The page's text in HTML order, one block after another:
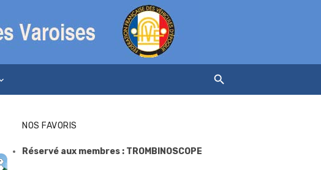
NOS FAVORIS
Réservé aux membres : TROMBINOSCOPE